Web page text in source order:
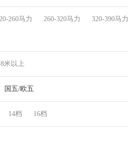
260马力 260-320马力 320-390马力
8米以上
国五/欧五
14档 16档